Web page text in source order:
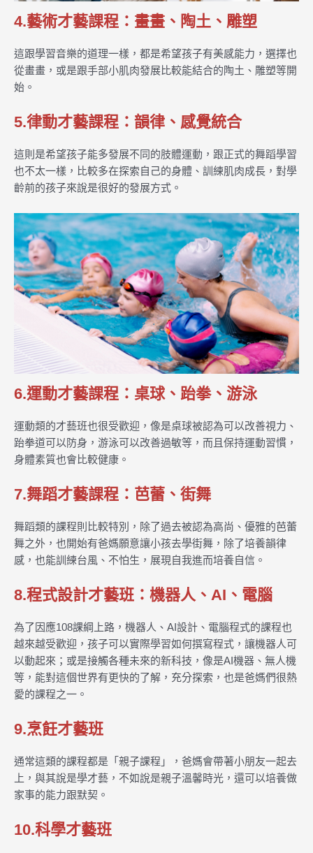
4.藝術才藝課程：畫畫、陶土、雕塑
這跟學習音樂的道理一樣，都是希望孩子有美感能力，選擇也
從畫畫，或是跟手部小肌肉發展比較能結合的陶土、雕塑等開
始。
5.律動才藝課程：韻律、感覺統合
這則是希望孩子能多發展不同的肢體運動，跟正式的舞蹈學習
也不太一樣，比較多在探索自己的身體、訓練肌肉成長，對學
齡前的孩子來說是很好的發展方式。
6.運動才藝課程：桌球、跆拳、游泳
運動類的才藝班也很受歡迎，像是桌球被認為可以改善視力、
跆拳道可以防身，游泳可以改善過敏等，而且保持運動習慣，
身體素質也會比較健康。
7.舞蹈才藝課程：芭蕾、街舞
舞蹈類的課程則比較特別，除了過去被認為高尚、優雅的芭蕾
舞之外，也開始有爸媽願意讓小孩去學街舞，除了培養韻律
感，也能訓練台風、不怕生，展現自我進而培養自信。
8.程式設計才藝班：機器人、AI、電腦
為了因應108課綱上路，機器人、AI設計、電腦程式的課程也
越來越受歡迎，孩子可以實際學習如何撰寫程式，讓機器人可
以動起來；或是接觸各種未來的新科技，像是AI機器、無人機
等，能對這個世界有更快的了解，充分探索，也是爸媽們很熱
愛的課程之一。
9.烹飪才藝班
通常這類的課程都是「親子課程」，爸媽會帶著小朋友一起去
上，與其說是學才藝，不如說是親子溫馨時光，還可以培養做
家事的能力跟默契。
10.科學才藝班